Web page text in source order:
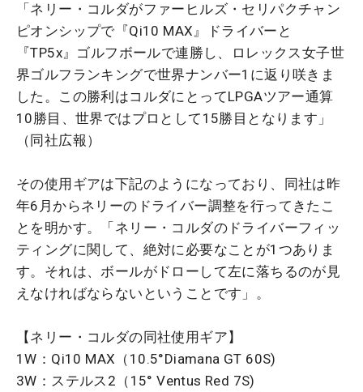
「ネリー・コルダがファーヒルズ・セリパクチャン
ピオンシップで『Qi10 MAX』ドライバーと
『TP5x』ゴルフボールで連勝し、ロレックス女子世
界ゴルフランキングで世界ナンバー1に返り咲きま
した。この勝利はコルダにとってLPGAツアー通算
10勝目、世界ではプロとして15勝目となります」
（同社広報）
その使用ギアは下記のようになっており、同社は昨
年6月からネリーのドライバー調整を行ってきたこ
とを明かす。「ネリー・コルダのドライバーフィッ
ティングに関して、絶対に必要なことが1つありま
す。それは、ボールがドローして左に落ちるのが見
えなければならないということです」。
【ネリー・コルダの同社使用ギア】
1W：Qi10 MAX（10.5°Diamana GT 60S)
3W：ステルス2（15° Ventus Red 7S)